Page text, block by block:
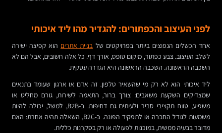
לפני העיצוב והכפתורים: להגדיר מהו ליד איכותי
אחד הכשלים הנפוצים ביותר בפרויקטים של בניית אתרים הוא קפיצה ישירה
לשלב העיצוב. צבע כפתור, מיקום טופס, אורך דף. כל אלה חשובים, אבל הם לא
השכבה הראשונה. השכבה הראשונה היא הגדרה עסקית.
ליד איכותי הוא לא רק מי שהשאיר טלפון. זה אדם או ארגון שעומד בתנאים
שמצדיקים השקעת משאבים: צורך ברור, התאמה לשירות, גורם מחליט או
משפיע, טווח תקציבי סביר ולעיתים גם דחיפות. ב-B2B, למשל, יכולה להיות
משמעות לגודל החברה או לתפקיד הפונה. ב-B2C, השאלה תהיה אחרת: האם
מדובר בבעיה ממשית, במוכנות לפעולה או רק בסקרנות כללית.